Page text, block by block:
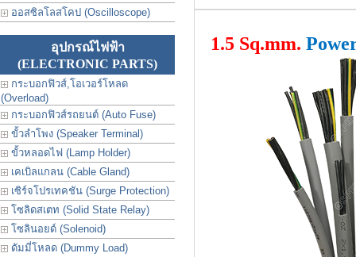
ออสซิลโลสโคป (Oscilloscope)
อุปกรณ์ไฟฟ้า
(ELECTRONIC PARTS)
กระบอกฟิวส์,โอเวอร์โหลด
(Overload)
กระบอกฟิวส์รถยนต์ (Auto Fuse)
ขั้วลำโพง (Speaker Terminal)
ขั้วหลอดไฟ (Lamp Holder)
เคเบิลแกลน (Cable Gland)
เซิร์จโปรเทคชัน (Surge Protection)
โซลิดสเตท (Solid State Relay)
โซลินอยด์ (Solenoid)
ดัมมี่โหลด (Dummy Load)
1.5 Sq.mm.